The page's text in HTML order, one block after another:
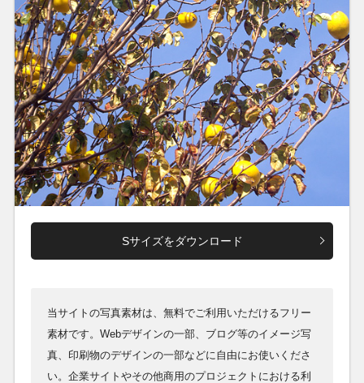
Sサイズをダウンロード
当サイトの写真素材は、無料でご利用いただけるフリー
素材です。Webデザインの一部、ブログ等のイメージ写
真、印刷物のデザインの一部などに自由にお使いくださ
い。企業サイトやその他商用のプロジェクトにおける利